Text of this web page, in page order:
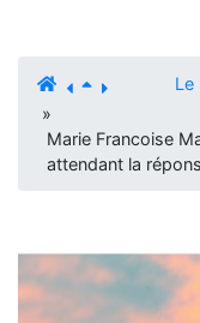
Le
»
Marie Francoise
attendant la